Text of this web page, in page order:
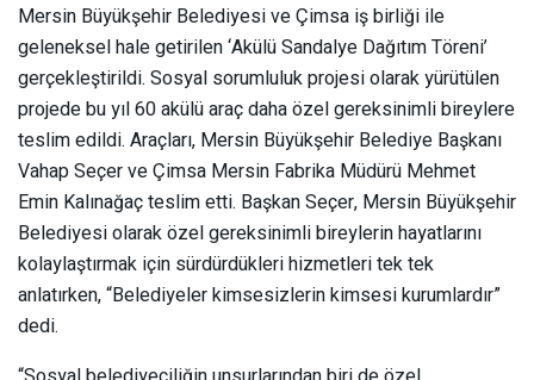
Mersin Büyükşehir Belediyesi ve Çimsa iş birliği ile
geleneksel hale getirilen ‘Akülü Sandalye Dağıtım Töreni’
gerçekleştirildi. Sosyal sorumluluk projesi olarak yürütülen
projede bu yıl 60 akülü araç daha özel gereksinimli bireylere
teslim edildi. Araçları, Mersin Büyükşehir Belediye Başkanı
Vahap Seçer ve Çimsa Mersin Fabrika Müdürü Mehmet
Emin Kalınağaç teslim etti. Başkan Seçer, Mersin Büyükşehir
Belediyesi olarak özel gereksinimli bireylerin hayatlarını
kolaylaştırmak için sürdürdükleri hizmetleri tek tek
anlatırken, “Belediyeler kimsesizlerin kimsesi kurumlardır”
dedi.